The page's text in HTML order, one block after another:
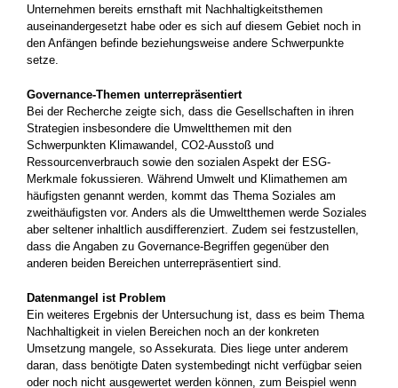
Unternehmen bereits ernsthaft mit Nachhaltigkeitsthemen
auseinandergesetzt habe oder es sich auf diesem Gebiet noch in
den Anfängen befinde beziehungsweise andere Schwerpunkte
setze.
Governance-Themen unterrepräsentiert
Bei der Recherche zeigte sich, dass die Gesellschaften in ihren
Strategien insbesondere die Umweltthemen mit den
Schwerpunkten Klimawandel, CO2-Ausstoß und
Ressourcenverbrauch sowie den sozialen Aspekt der ESG-
Merkmale fokussieren. Während Umwelt und Klimathemen am
häufigsten genannt werden, kommt das Thema Soziales am
zweithäufigsten vor. Anders als die Umweltthemen werde Soziales
aber seltener inhaltlich ausdifferenziert. Zudem sei festzustellen,
dass die Angaben zu Governance-Begriffen gegenüber den
anderen beiden Bereichen unterrepräsentiert sind.
Datenmangel ist Problem
Ein weiteres Ergebnis der Untersuchung ist, dass es beim Thema
Nachhaltigkeit in vielen Bereichen noch an der konkreten
Umsetzung mangele, so Assekurata. Dies liege unter anderem
daran, dass benötigte Daten systembedingt nicht verfügbar seien
oder noch nicht ausgewertet werden können, zum Beispiel wenn